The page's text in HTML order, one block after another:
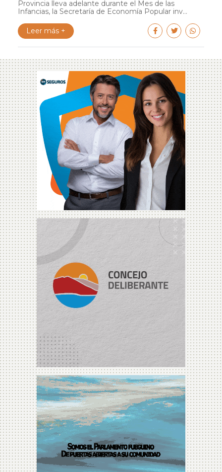
Provincia lleva adelante durante el Mes de las
Infancias, la Secretaría de Economía Popular inv...
Leer más +